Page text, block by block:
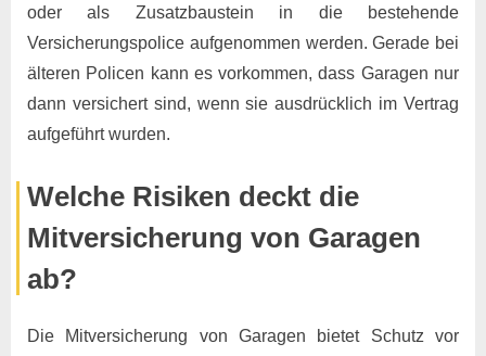
oder als Zusatzbaustein in die bestehende
Versicherungspolice aufgenommen werden. Gerade bei
älteren Policen kann es vorkommen, dass Garagen nur
dann versichert sind, wenn sie ausdrücklich im Vertrag
aufgeführt wurden.
Welche Risiken deckt die
Mitversicherung von Garagen
ab?
Die Mitversicherung von Garagen bietet Schutz vor